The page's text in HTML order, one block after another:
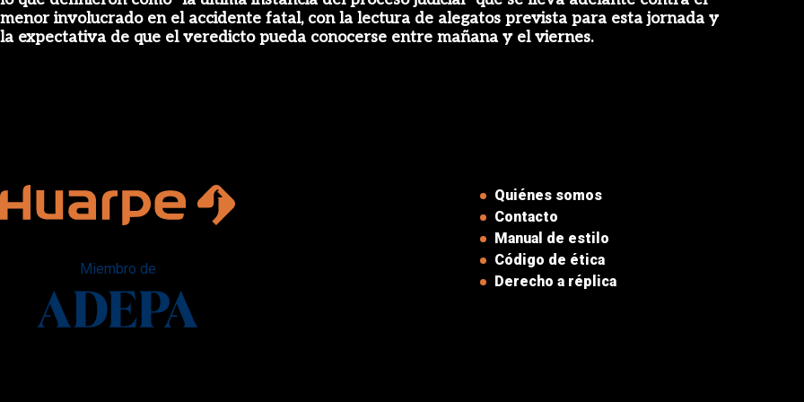
menor involucrado en el accidente fatal, con la lectura de alegatos prevista para esta jornada y
la expectativa de que el veredicto pueda conocerse entre mañana y el viernes.
Miembro de
Quiénes somos
Contacto
Manual de estilo
Código de ética
Derecho a réplica